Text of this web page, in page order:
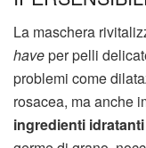
La maschera
haveper pelli
problemi come
rosacea, ma anche
ingredienti idratanti